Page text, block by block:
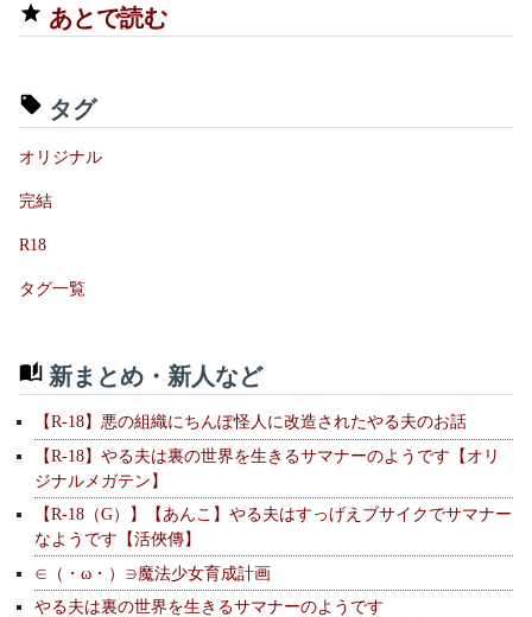
あとで読む
タグ
オリジナル
完結
R18
タグ一覧
新まとめ・新人など
【R-18】悪の組織にちんぽ怪人に改造されたやる夫のお話
【R-18】やる夫は裏の世界を生きるサマナーのようです【オリ
ジナルメガテン】
【R-18（G）】【あんこ】やる夫はすっげえブサイクでサマナー
なようです【活俠傳】
∈（・ω・）∋魔法少女育成計画
やる夫は裏の世界を生きるサマナーのようです